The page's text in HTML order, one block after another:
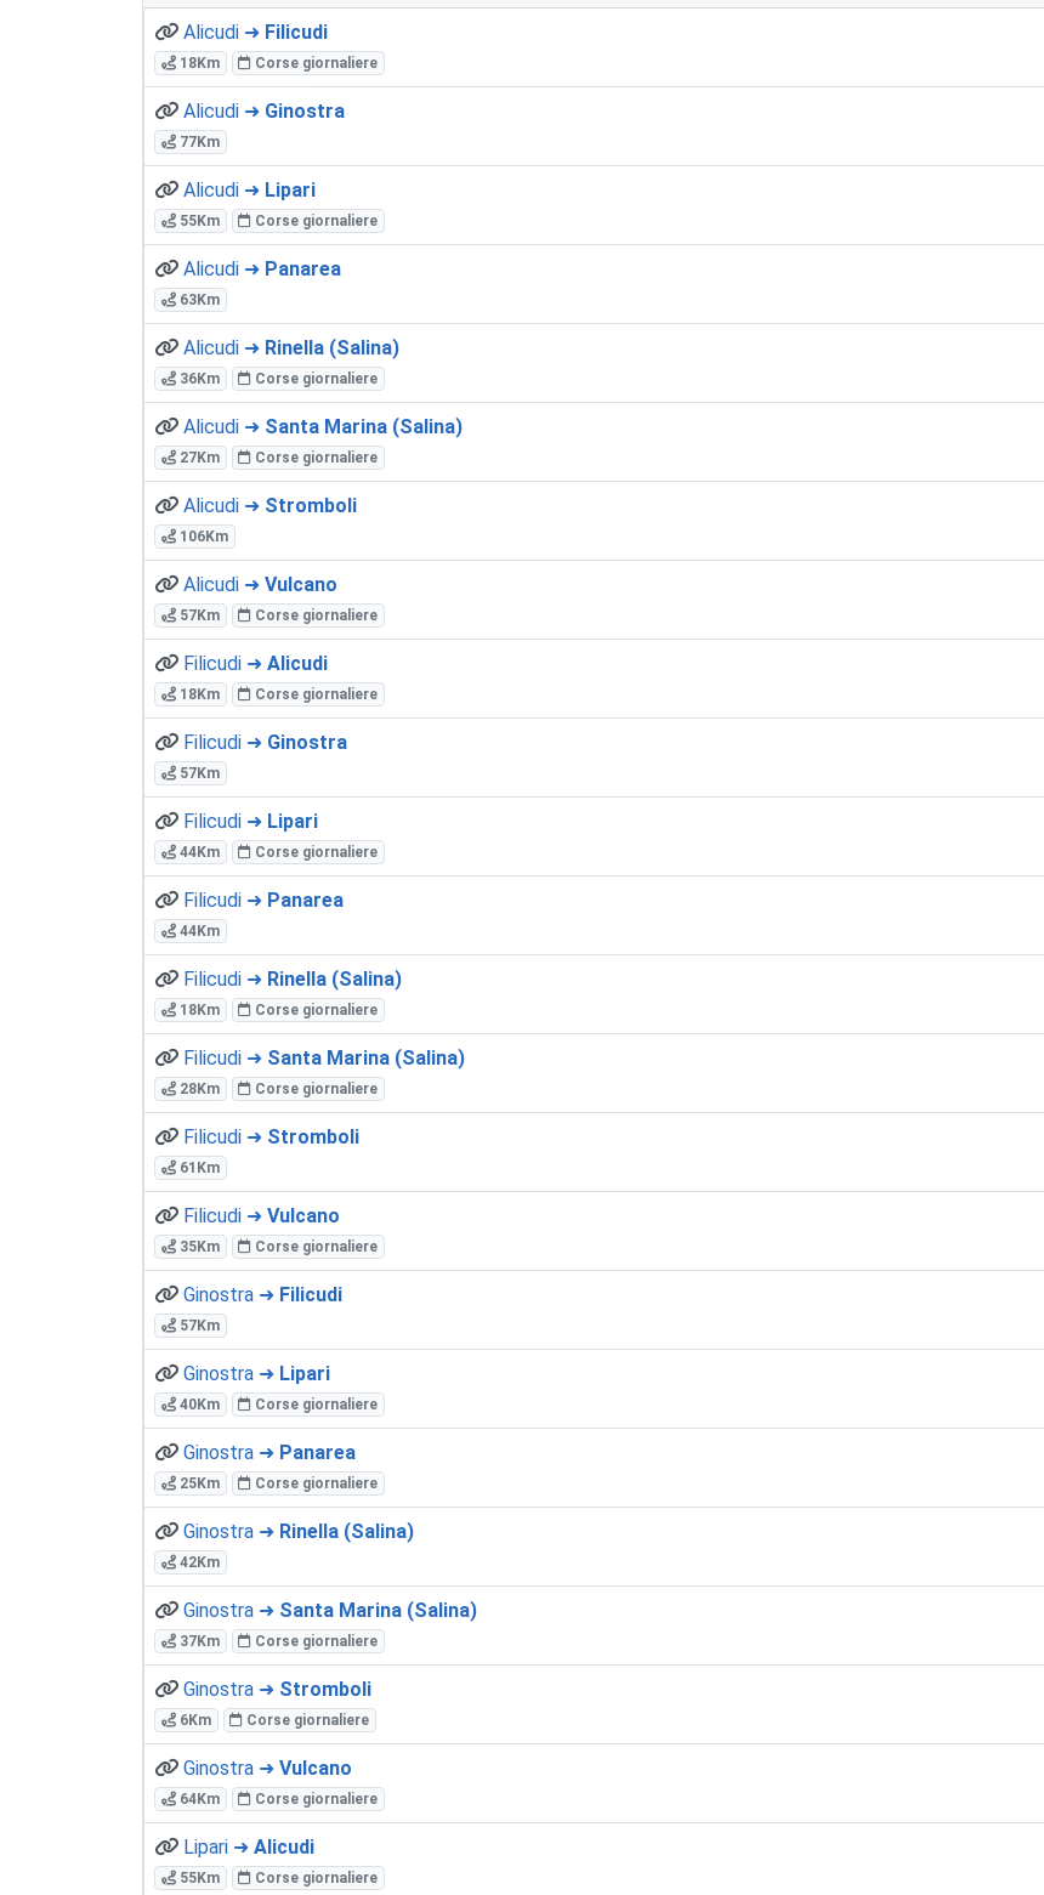
Alicudi ➜ Filicudi
18Km Corse giornaliere
Alicudi ➜ Ginostra
77Km
Alicudi ➜ Lipari
55Km Corse giornaliere
Alicudi ➜ Panarea
63Km
Alicudi ➜ Rinella (Salina)
36Km Corse giornaliere
Alicudi ➜ Santa Marina (Salina)
27Km Corse giornaliere
Alicudi ➜ Stromboli
106Km
Alicudi ➜ Vulcano
57Km Corse giornaliere
Filicudi ➜ Alicudi
18Km Corse giornaliere
Filicudi ➜ Ginostra
57Km
Filicudi ➜ Lipari
44Km Corse giornaliere
Filicudi ➜ Panarea
44Km
Filicudi ➜ Rinella (Salina)
18Km Corse giornaliere
Filicudi ➜ Santa Marina (Salina)
28Km Corse giornaliere
Filicudi ➜ Stromboli
61Km
Filicudi ➜ Vulcano
35Km Corse giornaliere
Ginostra ➜ Filicudi
57Km
Ginostra ➜ Lipari
40Km Corse giornaliere
Ginostra ➜ Panarea
25Km Corse giornaliere
Ginostra ➜ Rinella (Salina)
42Km
Ginostra ➜ Santa Marina (Salina)
37Km Corse giornaliere
Ginostra ➜ Stromboli
6Km Corse giornaliere
Ginostra ➜ Vulcano
64Km Corse giornaliere
Lipari ➜ Alicudi
55Km Corse giornaliere